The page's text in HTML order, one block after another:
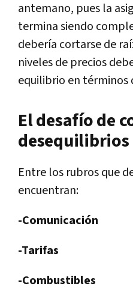
antemano, pues la
termina siendo
debería cortarse de
niveles de precios
equilibrio en términos
El desafío de
desequilibrios
Entre los rubros que
encuentran:
-Comunicación
-Tarifas
-Combustibles